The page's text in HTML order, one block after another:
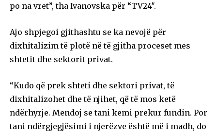
po na vret”, tha Ivanovska për “TV24″.
Ajo shpjegoi gjithashtu se ka nevojë për
dixhitalizim të plotë në të gjitha proceset mes
shtetit dhe sektorit privat.
“Kudo që prek shteti dhe sektori privat, të
dixhitalizohet dhe të njihet, që të mos ketë
ndërhyrje. Mendoj se tani kemi prekur fundin. Por
tani ndërgjegjësimi i njerëzve është më i madh, do